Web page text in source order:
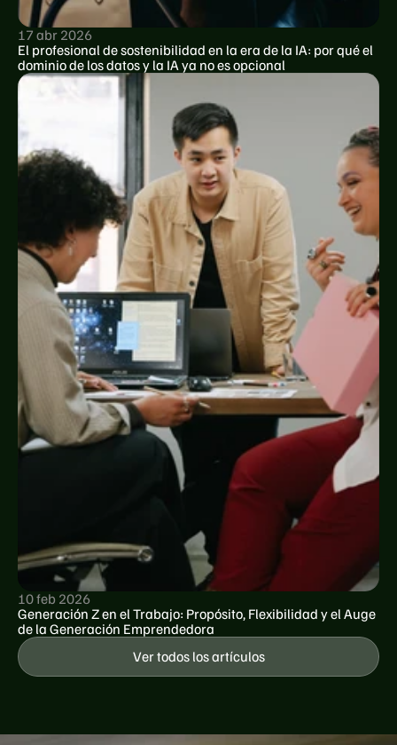
17 abr 2026
El profesional de sostenibilidad en la era de la IA: por qué el
dominio de los datos y la IA ya no es opcional
10 feb 2026
Generación Z en el Trabajo: Propósito, Flexibilidad y el Auge
de la Generación Emprendedora
Ver todos los artículos